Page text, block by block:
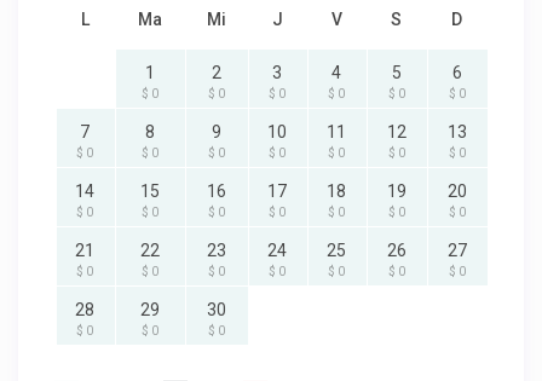
L Ma Mi J V S D
1
$ 0
2
$ 0
3
$ 0
4
$ 0
5
$ 0
6
$ 0
7
$ 0
8
$ 0
9
$ 0
10
$ 0
11
$ 0
12
$ 0
13
$ 0
14
$ 0
15
$ 0
16
$ 0
17
$ 0
18
$ 0
19
$ 0
20
$ 0
21
$ 0
22
$ 0
23
$ 0
24
$ 0
25
$ 0
26
$ 0
27
$ 0
28
$ 0
29
$ 0
30
$ 0